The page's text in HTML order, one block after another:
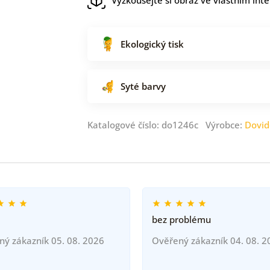
Ekologický tisk
Syté barvy
Katalogové číslo: do1246c Výrobce:
zákazník 05. 08. 2026
bez problému
Ověřený zákazník 04. 08.